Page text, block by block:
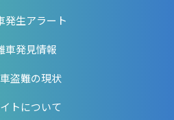
発生アラート
車発見情報
盗難の現状
トについて